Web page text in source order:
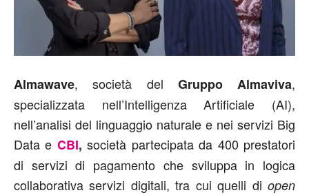
Almawave, società del Gruppo Almaviva,
specializzata nell’Intelligenza Artificiale (AI),
nell’analisi del linguaggio naturale e nei servizi Big
Data e CBI, società partecipata da 400 prestatori
di servizi di pagamento che sviluppa in logica
collaborativa servizi digitali, tra cui quelli di open